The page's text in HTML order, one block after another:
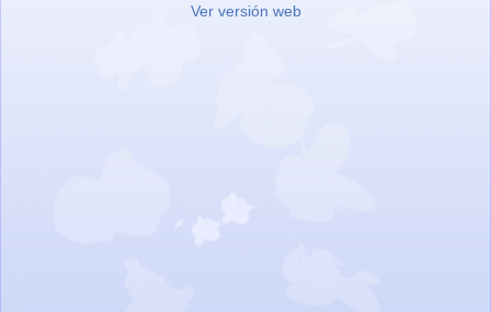
Ver versión web